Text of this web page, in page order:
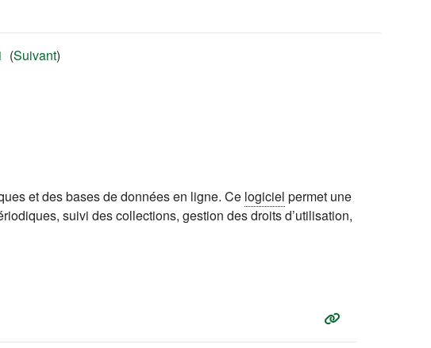
(Suivant)
et des bases de données en ligne. Ce logiciel permet une
suivi des collections, gestion des droits d’utilisation,